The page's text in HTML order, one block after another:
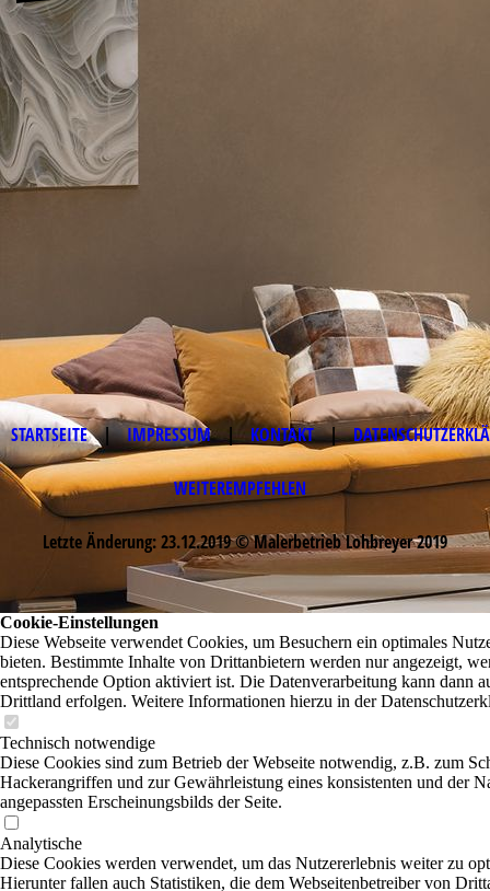
STARTSEITE | IMPRESSUM | KONTAKT |
WEITEREMPFEHLEN
Letzte Änderung: 23.12.2019 © Malerbetrieb Lohbreyer 2019
Cookie-Einstellungen
Diese Webseite verwendet Cookies, um Besuchern ein optimales
bieten. Bestimmte Inhalte von Drittanbietern werden nur angezeigt,
entsprechende Option aktiviert ist. Die Datenverarbeitung kann dann
Drittland erfolgen. Weitere Informationen hierzu in der
Technisch notwendige
Diese Cookies sind zum Betrieb der Webseite notwendig, z.B. zum
Hackerangriffen und zur Gewährleistung eines konsistenten und der
angepassten Erscheinungsbilds der Seite.
Analytische
Diese Cookies werden verwendet, um das Nutzererlebnis weiter zu
Hierunter fallen auch Statistiken, die dem Webseitenbetreiber von